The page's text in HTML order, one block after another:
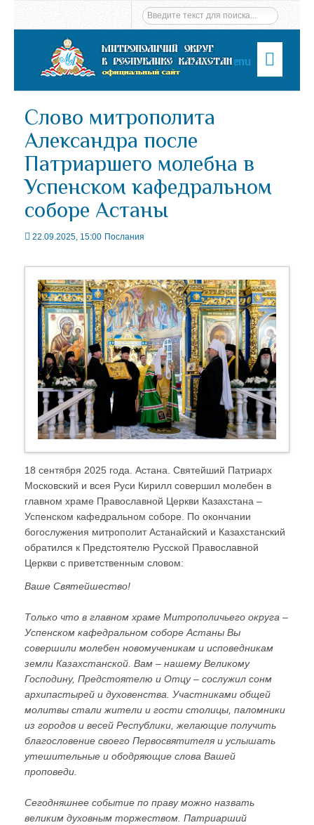
Menu
Слово митрополита
Александра после
Патриаршего молебна в
Успенском кафедральном
соборе Астаны
22.09.2025, 15:00 Послания
18 сентября 2025 года. Астана. Святейший Патриарх
Московский и всея Руси Кирилл совершил молебен в
главном храме Православной Церкви Казахстана –
Успенском кафедральном соборе. По окончании
богослужения митрополит Астанайский и Казахстанский
обратился к Предстоятелю Русской Православной
Церкви с приветственным словом:
Ваше Святейшество!
Только что в главном храме Митрополичьего округа –
Успенском кафедральном соборе Астаны Вы
совершили молебен новомученикам и исповедникам
земли Казахстанской. Вам – нашему Великому
Господину, Предстоятелю и Отцу – сослужил сонм
архипастырей и духовенства. Участниками общей
молитвы стали жители и гости столицы, паломники
из городов и весей Республики, желающие получить
благословение своего Первосвятителя и услышать
утешительные и ободряющие слова Вашей
проповеди.
Сегодняшнее событие по праву можно назвать
великим духовным торжеством. Патриарший